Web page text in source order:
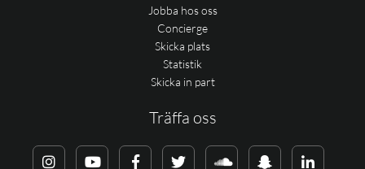
Jobba hos oss
Concierge
Skicka plats
Statistik
Skicka in part
Träffa oss